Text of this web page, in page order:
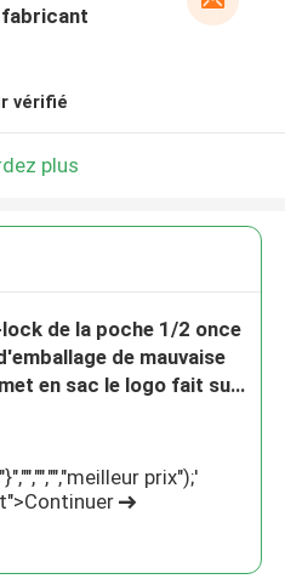
vérifié
plus
de mauvaise
en sac le logo fait sur
prix");'